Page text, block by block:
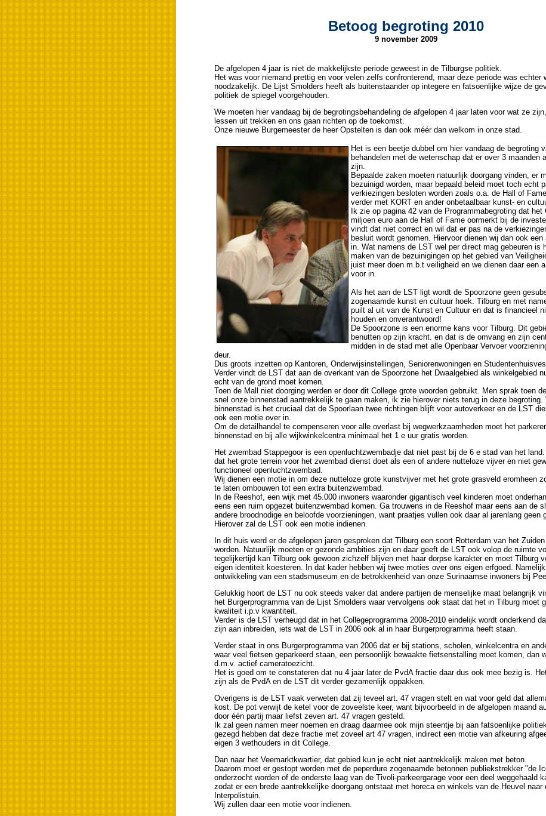
Betoog begroting 2010
9 november 2009
De afgelopen 4 jaar is niet de makkelijkste periode geweest in de Tilburgse politiek.
Het was voor niemand prettig en voor velen zelfs confronterend, maar deze periode was echter
noodzakelijk. De Lijst Smolders heeft als buitenstaander op integere en fatsoenlijke wijze de
politiek de spiegel voorgehouden.
We moeten hier vandaag bij de begrotingsbehandeling de afgelopen 4 jaar laten voor wat ze
lessen uit trekken en ons gaan richten op de toekomst.
Onze nieuwe Burgemeester de heer Opstelten is dan ook méér dan welkom in onze stad.
Het is een beetje dubbel om hier vandaag de begroting
behandelen met de wetenschap dat er over 3 maanden
zijn.
Bepaalde zaken moeten natuurlijk doorgang vinden, er
bezuinigd worden, maar bepaald beleid moet toch echt
verkiezingen besloten worden zoals o.a. de Hall of
verder met KORT en ander onbetaalbaar kunst- en
Ik zie op pagina 42 van de Programmabegroting dat het
miljoen euro aan de Hall of Fame oormerkt bij de
vindt dat niet correct en wil dat er pas na de
besluit wordt genomen. Hiervoor dienen wij dan ook een
in. Wat namens de LST wel per direct mag gebeuren is
maken van de bezuinigingen op het gebied van
juist meer doen m.b.t veiligheid en we dienen daar een
voor in.
Als het aan de LST ligt wordt de Spoorzone geen
zogenaamde kunst en cultuur hoek. Tilburg en met
puilt al uit van de Kunst en Cultuur en dat is financieel
houden en onverantwoord!
De Spoorzone is een enorme kans voor Tilburg. Dit
benutten op zijn kracht. en dat is de omvang en zijn
midden in de stad met alle Openbaar Vervoer
deur.
Dus groots inzetten op Kantoren, Onderwijsinstellingen, Seniorenwoningen en
Verder vindt de LST dat aan de overkant van de Spoorzone het Dwaalgebied als winkelgebied
echt van de grond moet komen.
Toen de Mall niet doorging werden er door dit College grote woorden gebruikt. Men sprak toen
snel onze binnenstad aantrekkelijk te gaan maken, ik zie hierover niets terug in deze begroting.
binnenstad is het cruciaal dat de Spoorlaan twee richtingen blijft voor autoverkeer en de LST
ook een motie over in.
Om de detailhandel te compenseren voor alle overlast bij wegwerkzaamheden moet het
binnenstad en bij alle wijkwinkelcentra minimaal het 1 e uur gratis worden.
Het zwembad Stappegoor is een openluchtzwembadje dat niet past bij de 6 e stad van het
dat het grote terrein voor het zwembad dienst doet als een of andere nutteloze vijver en niet
functioneel openluchtzwembad.
Wij dienen een motie in om deze nutteloze grote kunstvijver met het grote grasveld eromheen
te laten ombouwen tot een extra buitenzwembad.
In de Reeshof, een wijk met 45.000 inwoners waaronder gigantisch veel kinderen moet
eens een ruim opgezet buitenzwembad komen. Ga trouwens in de Reeshof maar eens aan de
andere broodnodige en beloofde voorzieningen, want praatjes vullen ook daar al jarenlang geen
Hierover zal de LST ook een motie indienen.
In dit huis werd er de afgelopen jaren gesproken dat Tilburg een soort Rotterdam van het
worden. Natuurlijk moeten er gezonde ambities zijn en daar geeft de LST ook volop de ruimte
tegelijkertijd kan Tilburg ook gewoon zichzelf blijven met haar dorpse karakter en moet Tilburg
eigen identiteit koesteren. In dat kader hebben wij twee moties over ons eigen erfgoed.
ontwikkeling van een stadsmuseum en de betrokkenheid van onze Surinaamse inwoners bij
Gelukkig hoort de LST nu ook steeds vaker dat andere partijen de menselijke maat belangrijk
het Burgerprogramma van de Lijst Smolders waar vervolgens ook staat dat het in Tilburg moet
kwaliteit i.p.v kwantiteit.
Verder is de LST verheugd dat in het Collegeprogramma 2008-2010 eindelijk wordt onderkend
zijn aan inbreiden, iets wat de LST in 2006 ook al in haar Burgerprogramma heeft staan.
Verder staat in ons Burgerprogramma van 2006 dat er bij stations, scholen, winkelcentra en
waar veel fietsen geparkeerd staan, een persoonlijk bewaakte fietsenstalling moet komen, dan
d.m.v. actief cameratoezicht.
Het is goed om te constateren dat nu 4 jaar later de PvdA fractie daar dus ook mee bezig is.
zijn als de PvdA en de LST dit verder gezamenlijk oppakken.
Overigens is de LST vaak verweten dat zij teveel art. 47 vragen stelt en wat voor geld dat
kost. De pot verwijt de ketel voor de zoveelste keer, want bijvoorbeeld in de afgelopen maand
door één partij maar liefst zeven art. 47 vragen gesteld.
Ik zal geen namen meer noemen en draag daarmee ook mijn steentje bij aan fatsoenlijke
gezegd hebben dat deze fractie met zoveel art 47 vragen, indirect een motie van afkeuring
eigen 3 wethouders in dit College.
Dan naar het Veemarktkwartier, dat gebied kun je echt niet aantrekkelijk maken met beton.
Daarom moet er gestopt worden met de peperdure zogenaamde betonnen publiekstrekker "de
onderzocht worden of de onderste laag van de Tivoli-parkeergarage voor een deel weggehaald
zodat er een brede aantrekkelijke doorgang ontstaat met horeca en winkels van de Heuvel naar
Interpolistuin.
Wij zullen daar een motie voor indienen.